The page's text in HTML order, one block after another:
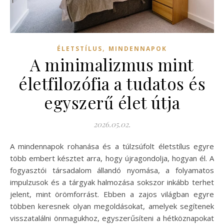
ÉLETSTÍLUS, MINDENNAPOK
A minimalizmus mint
életfilozófia a tudatos és
egyszerű élet útja
2026.05.02.
A mindennapok rohanása és a túlzsúfolt életstílus egyre
több embert késztet arra, hogy újragondolja, hogyan él. A
fogyasztói társadalom állandó nyomása, a folyamatos
impulzusok és a tárgyak halmozása sokszor inkább terhet
jelent, mint örömforrást. Ebben a zajos világban egyre
többen keresnek olyan megoldásokat, amelyek segítenek
visszatalálni önmagukhoz, egyszerűsíteni a hétköznapokat